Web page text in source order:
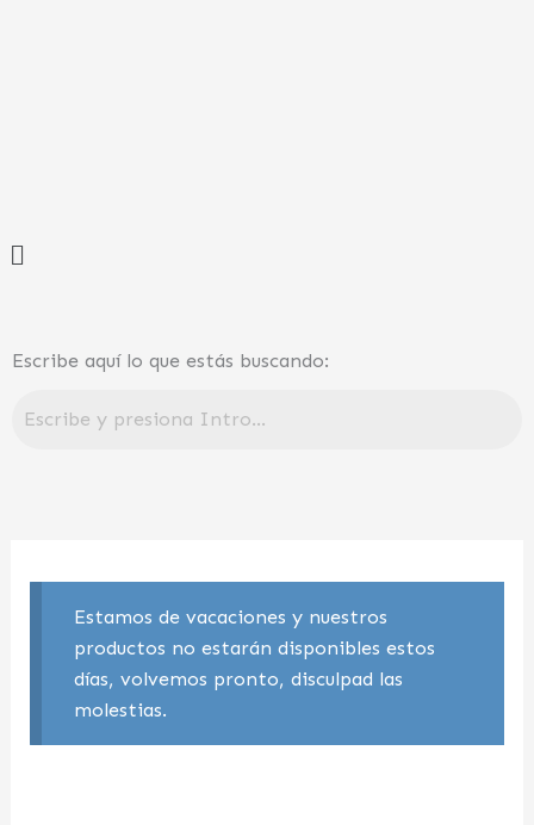
Menú
Escribe aquí lo que estás buscando:
Estamos de vacaciones y nuestros
productos no estarán disponibles estos
días, volvemos pronto, disculpad las
molestias.